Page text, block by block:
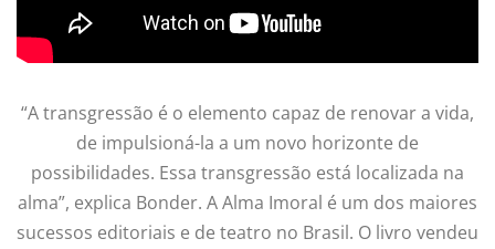
“A transgressão é o elemento capaz de renovar a vida,
de impulsioná-la a um novo horizonte de
possibilidades. Essa transgressão está localizada na
alma”, explica Bonder. A Alma Imoral é um dos maiores
sucessos editoriais e de teatro no Brasil. O livro vendeu